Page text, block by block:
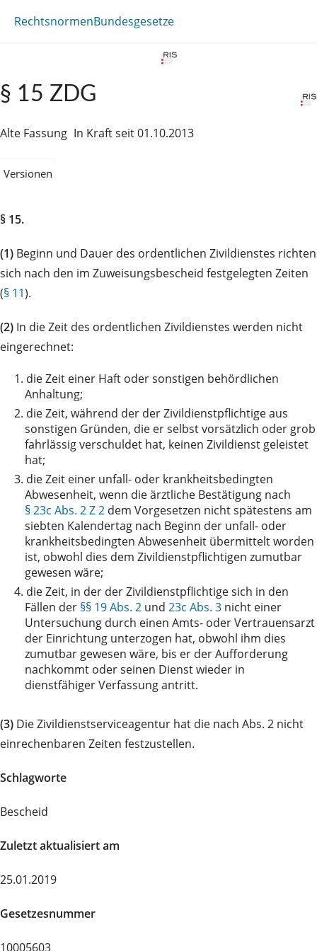
RechtsnormenBundesgesetze
§ 15 ZDG
Alte Fassung In Kraft seit 01.10.2013
Versionen
§ 15.
(1) Beginn und Dauer des ordentlichen Zivildienstes richten
sich nach den im Zuweisungsbescheid festgelegten Zeiten
(§ 11).
(2) In die Zeit des ordentlichen Zivildienstes werden nicht
eingerechnet:
1. die Zeit einer Haft oder sonstigen behördlichen
Anhaltung;
2. die Zeit, während der der Zivildienstpflichtige aus
sonstigen Gründen, die er selbst vorsätzlich oder grob
fahrlässig verschuldet hat, keinen Zivildienst geleistet
hat;
3. die Zeit einer unfall- oder krankheitsbedingten
Abwesenheit, wenn die ärztliche Bestätigung nach
§ 23c Abs. 2 Z 2 dem Vorgesetzen nicht spätestens am
siebten Kalendertag nach Beginn der unfall- oder
krankheitsbedingten Abwesenheit übermittelt worden
ist, obwohl dies dem Zivildienstpflichtigen zumutbar
gewesen wäre;
4. die Zeit, in der der Zivildienstpflichtige sich in den
Fällen der §§ 19 Abs. 2 und 23c Abs. 3 nicht einer
Untersuchung durch einen Amts- oder Vertrauensarzt
der Einrichtung unterzogen hat, obwohl ihm dies
zumutbar gewesen wäre, bis er der Aufforderung
nachkommt oder seinen Dienst wieder in
dienstfähiger Verfassung antritt.
(3) Die Zivildienstserviceagentur hat die nach Abs. 2 nicht
einrechenbaren Zeiten festzustellen.
Schlagworte
Bescheid
Zuletzt aktualisiert am
25.01.2019
Gesetzesnummer
10005603